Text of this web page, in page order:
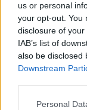
us or personal
your opt-out. You
disclosure of
IAB’s list of
also be disclosed
Downstream
Please note that
Personal